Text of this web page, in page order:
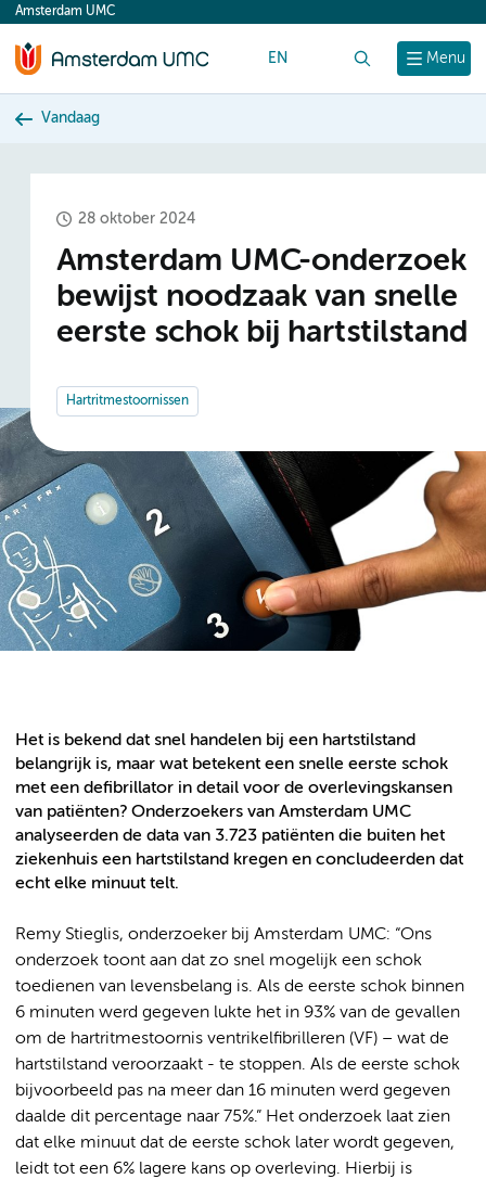
content
Menu
Amsterdam UMC
EN
Vandaag
28 oktober 2024
Amsterdam UMC-onderzoek
bewijst noodzaak van snelle
eerste schok bij hartstilstand
Hartritmestoornissen
Het is bekend dat snel handelen bij een hartstilstand
belangrijk is, maar wat betekent een snelle eerste schok
met een defibrillator in detail voor de overlevingskansen
van patiënten? Onderzoekers van Amsterdam UMC
analyseerden de data van 3.723 patiënten die buiten het
ziekenhuis een hartstilstand kregen en concludeerden dat
echt elke minuut telt.
Remy Stieglis, onderzoeker bij Amsterdam UMC: “Ons
onderzoek toont aan dat zo snel mogelijk een schok
toedienen van levensbelang is. Als de eerste schok binnen
6 minuten werd gegeven lukte het in 93% van de gevallen
om de hartritmestoornis ventrikelfibrilleren (VF) – wat de
hartstilstand veroorzaakt - te stoppen. Als de eerste schok
bijvoorbeeld pas na meer dan 16 minuten werd gegeven
daalde dit percentage naar 75%.” Het onderzoek laat zien
dat elke minuut dat de eerste schok later wordt gegeven,
leidt tot een 6% lagere kans op overleving. Hierbij is